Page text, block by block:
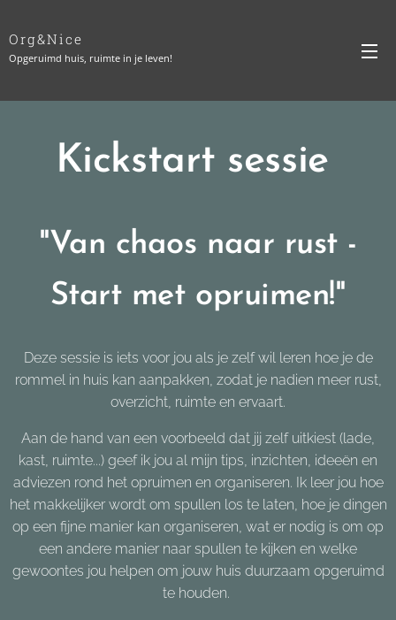
Org&Nice
Opgeruimd huis, ruimte in je leven!
Kickstart sessie
"Van chaos naar rust -
Start met opruimen!"
Deze sessie is iets voor jou als je zelf wil leren hoe je de
rommel in huis kan aanpakken, zodat je nadien meer rust,
overzicht, ruimte en ervaart.
Aan de hand van een voorbeeld dat jij zelf uitkiest (lade,
kast, ruimte...) geef ik jou al mijn tips, inzichten, ideeën en
adviezen rond het opruimen en organiseren. Ik leer jou hoe
het makkelijker wordt om spullen los te laten, hoe je dingen
op een fijne manier kan organiseren, wat er nodig is om op
een andere manier naar spullen te kijken en welke
gewoontes jou helpen om jouw huis duurzaam opgeruimd
te houden.